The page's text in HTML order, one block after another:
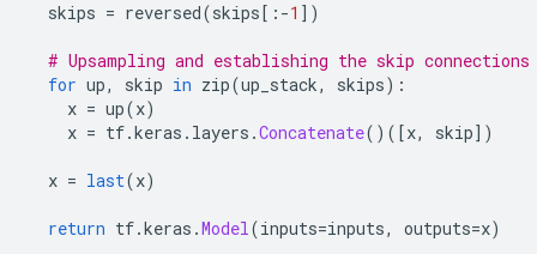
skips = reversed(skips[:-1 ])
# Upsampling and establishing the skip connections
for up, skip in zip(up_stack, skips):
x = up(x)
x = tf.keras . layers .Concatenate()([x, skip])
x = last(x)
return tf.keras .Model(inputs=inputs, outputs=x)